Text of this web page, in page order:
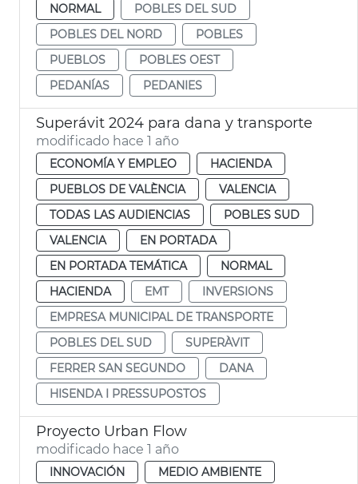
NORMAL
POBLES DEL SUD
POBLES DEL NORD
POBLES
PUEBLOS
POBLES OEST
PEDANÍAS
PEDANIES
Superávit 2024 para dana y transporte
modificado hace 1 año
ECONOMÍA Y EMPLEO
HACIENDA
PUEBLOS DE VALÈNCIA
VALENCIA
TODAS LAS AUDIENCIAS
POBLES SUD
VALENCIA
EN PORTADA
EN PORTADA TEMÁTICA
NORMAL
HACIENDA
EMT
INVERSIONS
EMPRESA MUNICIPAL DE TRANSPORTE
POBLES DEL SUD
SUPERÀVIT
FERRER SAN SEGUNDO
DANA
HISENDA I PRESSUPOSTOS
Proyecto Urban Flow
modificado hace 1 año
INNOVACIÓN
MEDIO AMBIENTE